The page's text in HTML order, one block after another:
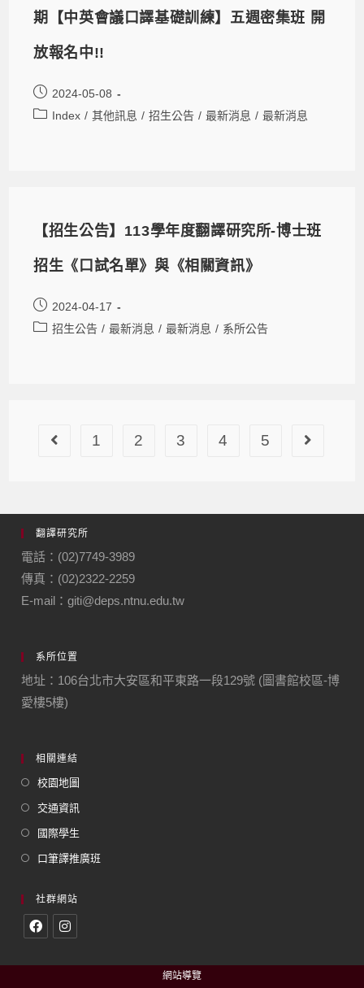
期【中英會議口譯基礎訓練】五週密集班 開
放報名中!!
2024-05-08
Index / 其他訊息 / 招生公告 / 最新消息 / 最新消息
【招生公告】113學年度翻譯研究所-博士班
招生《口試名單》與《相關資訊》
2024-04-17
招生公告 / 最新消息 / 最新消息 / 系所公告
1 2 3 4 5
翻譯研究所
電話：(02)7749-3989
傳真：(02)2322-2259
E-mail：giti@deps.ntnu.edu.tw
系所位置
地址：106台北市大安區和平東路一段129號 (圖書館校區-博
愛樓5樓)
相關連結
校園地圖
交通資訊
國際學生
口筆譯推廣班
社群網站
網站導覽